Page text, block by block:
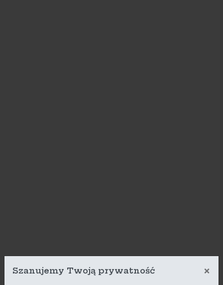
Szanujemy Twoją prywatność ×